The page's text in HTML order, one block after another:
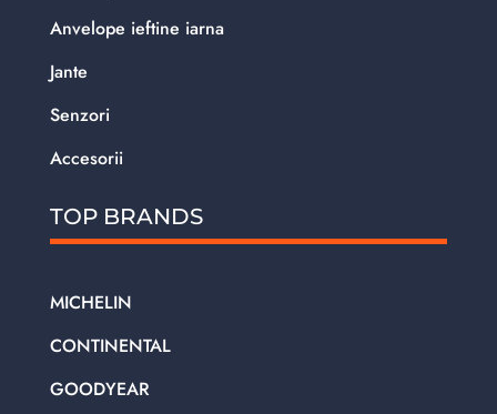
Anvelope ieftine iarna
Jante
Senzori
Accesorii
TOP BRANDS
MICHELIN
CONTINENTAL
GOODYEAR